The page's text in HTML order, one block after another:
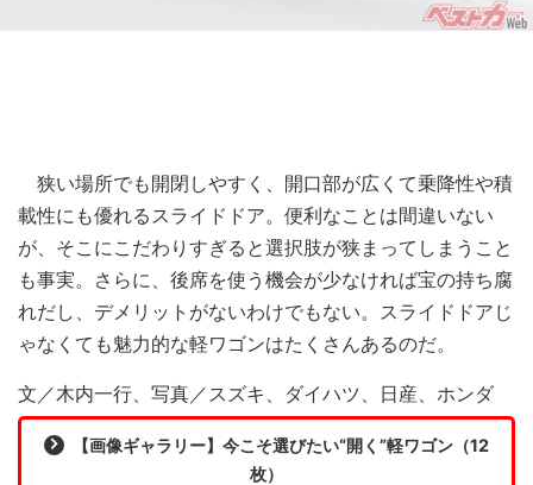
狭い場所でも開閉しやすく、開口部が広くて乗降性や積
載性にも優れるスライドドア。便利なことは間違いない
が、そこにこだわりすぎると選択肢が狭まってしまうこと
も事実。さらに、後席を使う機会が少なければ宝の持ち腐
れだし、デメリットがないわけでもない。スライドドアじ
ゃなくても魅力的な軽ワゴンはたくさんあるのだ。
文／木内一行、写真／スズキ、ダイハツ、日産、ホンダ
【画像ギャラリー】今こそ選びたい“開く”軽ワゴン（12
枚）